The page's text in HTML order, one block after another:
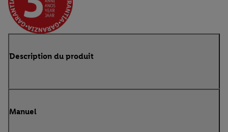
Description du produit
Manuel